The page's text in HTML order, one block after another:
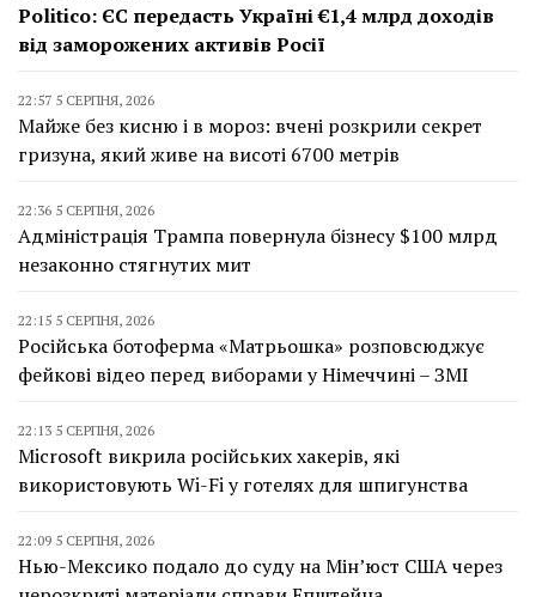
Politico: ЄС передасть Україні €1,4 млрд доходів
від заморожених активів Росії
22:57 5 СЕРПНЯ, 2026
Майже без кисню і в мороз: вчені розкрили секрет
гризуна, який живе на висоті 6700 метрів
22:36 5 СЕРПНЯ, 2026
Адміністрація Трампа повернула бізнесу $100 млрд
незаконно стягнутих мит
22:15 5 СЕРПНЯ, 2026
Російська ботоферма «Матрьошка» розповсюджує
фейкові відео перед виборами у Німеччині – ЗМІ
22:13 5 СЕРПНЯ, 2026
Microsoft викрила російських хакерів, які
використовують Wi-Fi у готелях для шпигунства
22:09 5 СЕРПНЯ, 2026
Нью-Мексико подало до суду на Мін’юст США через